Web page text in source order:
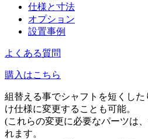
仕様と寸法
オプション
設置事例
よくある質問
購入はこちら
組替える事でシャフトを短くし
け仕様に変更することも可能。
(これらの変更に必要なパーツは
れます。